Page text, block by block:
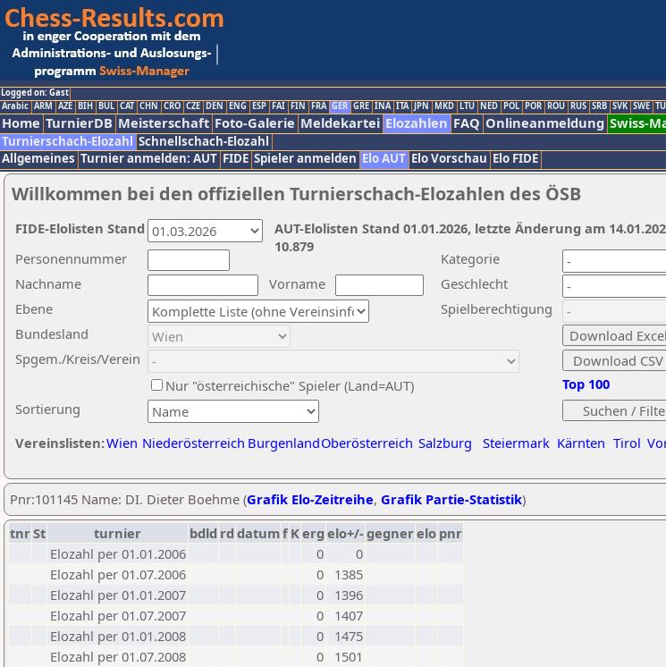
Logged on: Gast
Arabic ARM AZE BIH BUL CAT CHN CRO CZE DEN ENG ESP FAI FIN FRA GER GRE INA ITA JPN MKD LTU NED POL POR ROU RUS SRB SVK SWE
Home TurnierDB Meisterschaft Foto-Galerie Meldekartei Elozahlen FAQ Onlineanmeldung Swiss-
Turnierschach-Elozahl Schnellschach-Elozahl
Allgemeines Turnier anmelden: AUT FIDE Spieler anmelden Elo AUT Elo Vorschau Elo FIDE
Willkommen bei den offiziellen Turnierschach-Elozahlen des ÖSB
Nachname
Vorname
Ebene
Kategorie
Sortierung
Personennummer
Bundesland
Spgem./Kreis/Verein
Geschlecht
Nur "österreichische" Spieler (Land=AUT)
Spielberechtigung
Vereinslisten:Wien Niederösterreich BurgenlandOberösterreich Salzburg Steiermark Kärnten Tirol
Top 100
AUT-Elolisten Stand 01.01.2026, letzte Änderung am
10.879
FIDE-Elolisten Stand
Pnr:101145 Name: DI. Dieter Boehme (Grafik Elo-Zeitreihe, Grafik Partie-Statistik)
tnrSt turnier bdld rd datumf Kerg elo+/-gegnerelo pnr
Elozahl per 01.01.2006
0
0
Elozahl per 01.07.2006
0
1385
Elozahl per 01.01.2007
0
1396
Elozahl per 01.07.2007
0
1407
Elozahl per 01.01.2008
0
1475
Elozahl per 01.07.2008
0
1501